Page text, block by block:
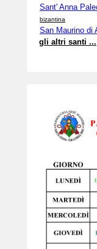
Sant' Anna
bizantina
San Maurino di
gli altri santi ...